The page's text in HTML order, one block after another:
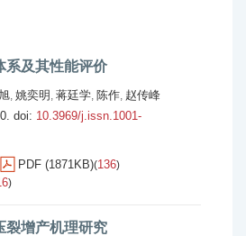
系及其性能评价
, 姚奕明 , 蒋廷学, 陈作, 赵传峰
doi: 10.3969/j.issn.1001-
PDF (1871KB)(136)
)
裂增产机理研究